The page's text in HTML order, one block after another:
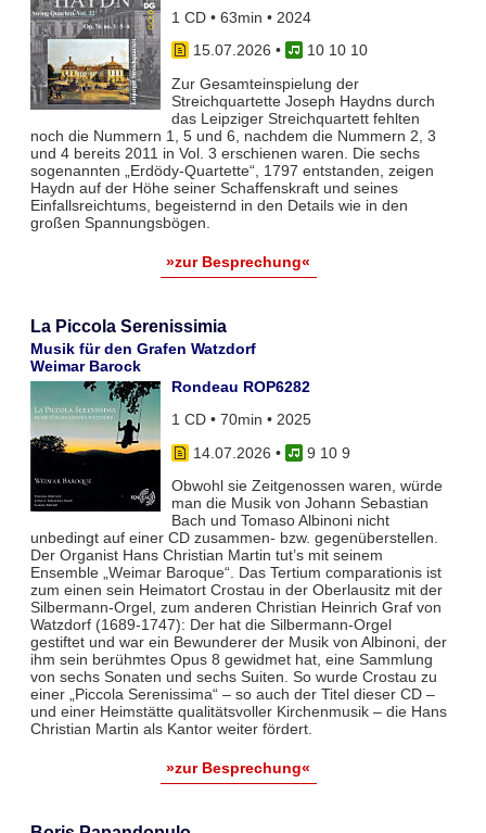
1 CD • 63min • 2024
15.07.2026 •
10 10 10
Zur Gesamteinspielung der
Streichquartette Joseph Haydns durch
das Leipziger Streichquartett fehlten
noch die Nummern 1, 5 und 6, nachdem die Nummern 2, 3
und 4 bereits 2011 in Vol. 3 erschienen waren. Die sechs
sogenannten „Erdödy-Quartette“, 1797 entstanden, zeigen
Haydn auf der Höhe seiner Schaffenskraft und seines
Einfallsreichtums, begeisternd in den Details wie in den
großen Spannungsbögen.
»zur Besprechung«
La Piccola Serenissimia
Musik für den Grafen Watzdorf
Weimar Barock
Rondeau ROP6282
1 CD • 70min • 2025
14.07.2026 •
9 10 9
Obwohl sie Zeitgenossen waren, würde
man die Musik von Johann Sebastian
Bach und Tomaso Albinoni nicht
unbedingt auf einer CD zusammen- bzw. gegenüberstellen.
Der Organist Hans Christian Martin tut’s mit seinem
Ensemble „Weimar Baroque“. Das Tertium comparationis ist
zum einen sein Heimatort Crostau in der Oberlausitz mit der
Silbermann-Orgel, zum anderen Christian Heinrich Graf von
Watzdorf (1689-1747): Der hat die Silbermann-Orgel
gestiftet und war ein Bewunderer der Musik von Albinoni, der
ihm sein berühmtes Opus 8 gewidmet hat, eine Sammlung
von sechs Sonaten und sechs Suiten. So wurde Crostau zu
einer „Piccola Serenissima“ – so auch der Titel dieser CD –
und einer Heimstätte qualitätsvoller Kirchenmusik – die Hans
Christian Martin als Kantor weiter fördert.
»zur Besprechung«